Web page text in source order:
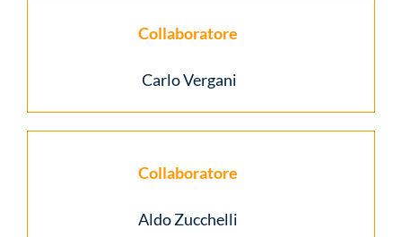
Collaboratore
Carlo Vergani
Collaboratore
Aldo Zucchelli